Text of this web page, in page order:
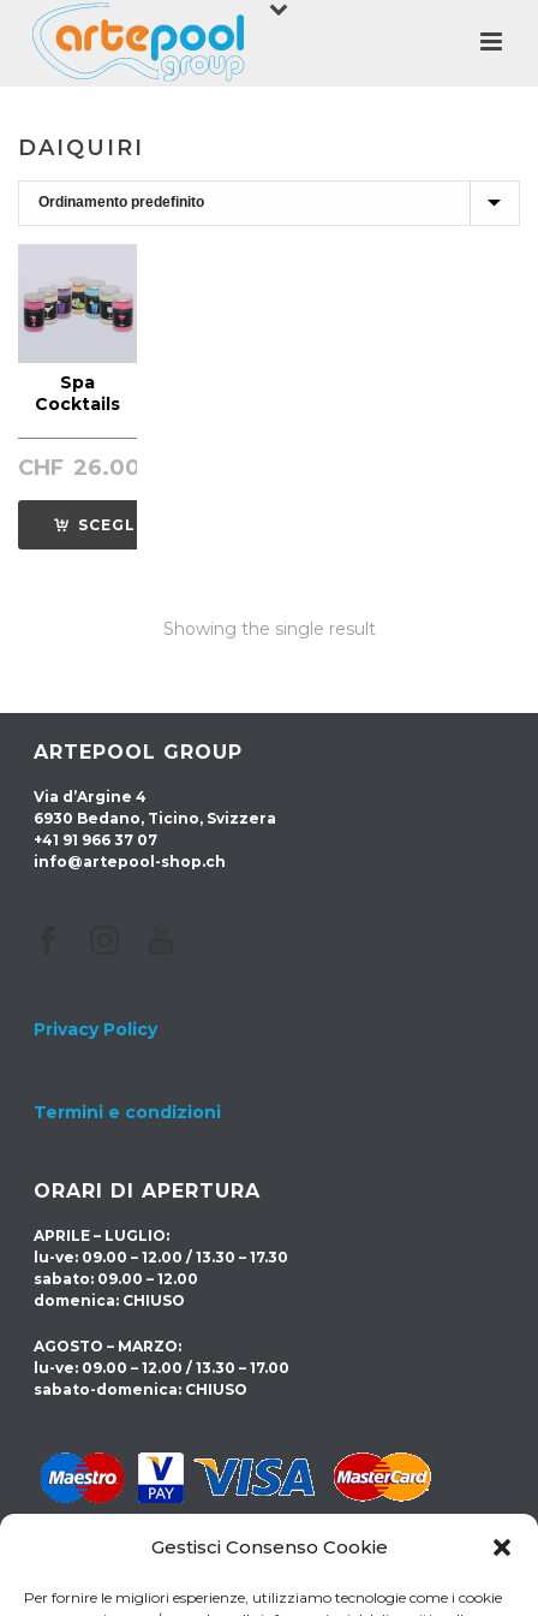
Gestisci Consenso Cookie
Per fornire le migliori esperienze, utilizziamo tecnologie come i cookie
DAIQUIRI
Spa
Cocktails
CHF 26.00
SCEGLI
Showing the single result
ARTEPOOL GROUP
Via d’Argine 4
6930 Bedano, Ticino, Svizzera
+41 91 966 37 07
info@artepool-shop.ch
Privacy Policy
Termini e condizioni
ORARI DI APERTURA
APRILE – LUGLIO:
lu-ve: 09.00 – 12.00 / 13.30 – 17.30
sabato: 09.00 – 12.00
domenica: CHIUSO
AGOSTO – MARZO:
lu-ve: 09.00 – 12.00 / 13.30 – 17.00
sabato-domenica: CHIUSO
SCARICA LA NOSTRA GUIDA